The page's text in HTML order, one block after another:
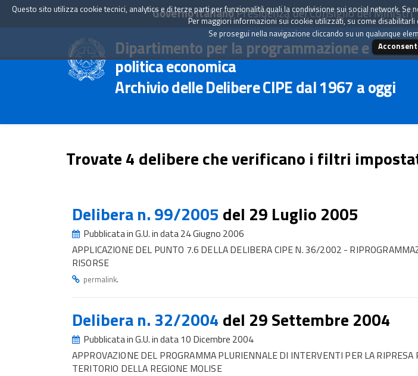
Governo ItalianoPresidenza del Consiglio dei Ministri
Dipartimento per la programmazione e il
politica economica
Archivio delle Delibere CIPE dal 1967 a oggi
Trovate 4 delibere che verificano i filtri
Delibera n. 99/2005 del 29 Luglio 2005
Pubblicata in G.U. in data 24 Giugno 2006
APPLICAZIONE DEL PUNTO 7.6 DELLA DELIBERA CIPE N. 36/2002 -
RISORSE
permalink.
Delibera n. 32/2004 del 29 Settembre 2004
Pubblicata in G.U. in data 10 Dicembre 2004
APPROVAZIONE DEL PROGRAMMA PLURIENNALE DI INTERVENTI PER LA
TERITORIO DELLA REGIONE MOLISE
Questo sito utilizza cookie tecnici, analytics e di terze parti per funzionalità quali la condivisione sui social network.
Per maggiori informazioni sui cookie utilizzati, su come
Se prosegui nella navigazione cliccando su un qualunque